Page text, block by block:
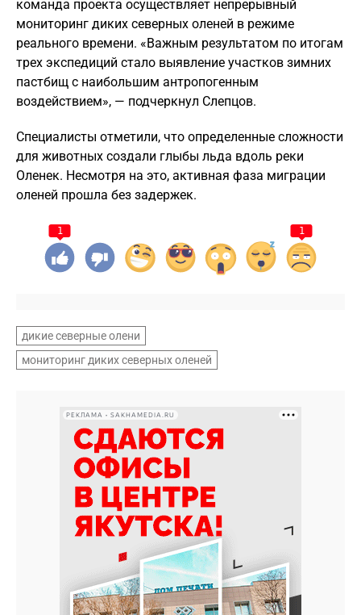
команда проекта осуществляет непрерывный
мониторинг диких северных оленей в режиме
реального времени. «Важным результатом по итогам
трех экспедиций стало выявление участков зимних
пастбищ с наибольшим антропогенным
воздействием», — подчеркнул Слепцов.
Специалисты отметили, что определенные сложности
для животных создали глыбы льда вдоль реки
Оленек. Несмотря на это, активная фаза миграции
оленей прошла без задержек.
1 1
дикие северные олени
мониторинг диких северных оленей
РЕКЛАМА • SAKHAMEDIA.RU